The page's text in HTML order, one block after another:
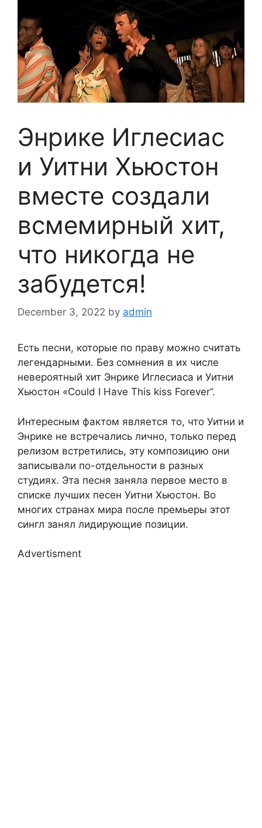
Энрике Иглесиас
и Уитни Хьюстон
вместе создали
всмемирный хит,
что никогда не
забудется!
December 3, 2022 by admin
Есть песни, которые по праву можно считать
легендарными. Без сомнения в их числе
невероятный хит Энрике Иглесиаса и Уитни
Хьюстон «Could I Have This kiss Forever”.
Интересным фактом является то, что Уитни и
Энрике не встречались лично, только перед
релизом встретились, эту композицию они
записывали по-отдельности в разных
студиях. Эта песня заняла первое место в
списке лучших песен Уитни Хьюстон. Во
многих странах мира после премьеры этот
сингл занял лидирующие позиции.
Advertisment